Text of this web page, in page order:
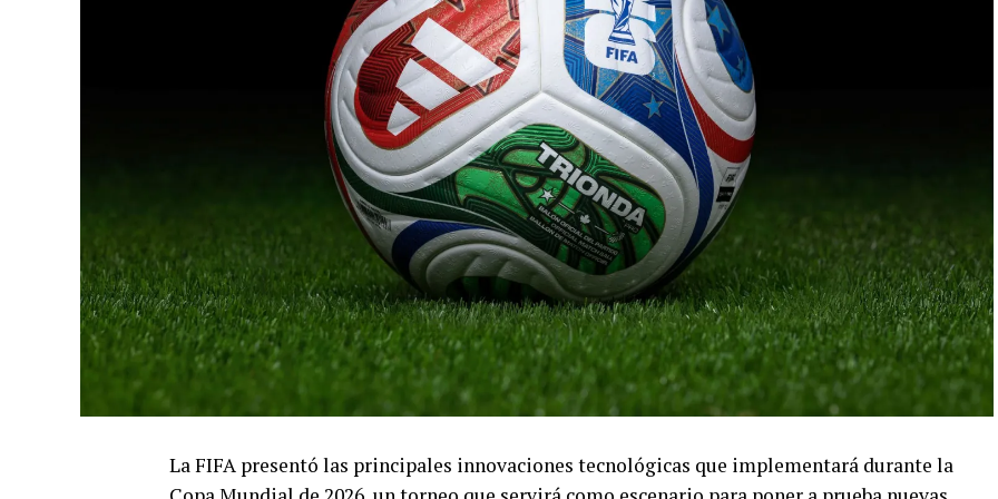
La FIFA presentó las principales innovaciones tecnológicas que implementará durante la